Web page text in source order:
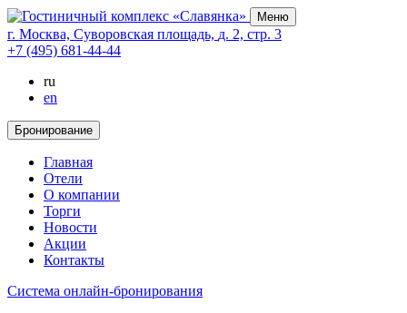
Меню
г. Москва, Суворовская площадь, д. 2, стр. 3
+7 (495) 681-44-44
ru
en
Бронирование
Главная
Отели
О компании
Торги
Новости
Акции
Контакты
Cистема онлайн-бронирования